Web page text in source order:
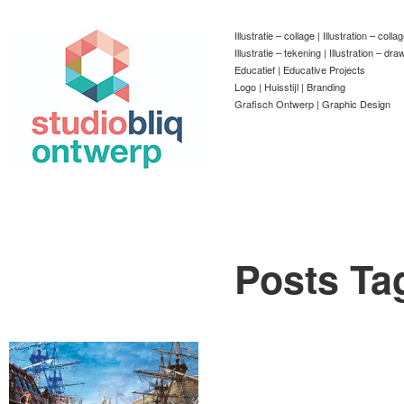
Illustratie – collage | Illustration –
Illustratie – tekening | Illustration –
Educatief | Educative Projects
Logo | Huisstijl | Branding
Grafisch Ontwerp | Graphic Design
Posts